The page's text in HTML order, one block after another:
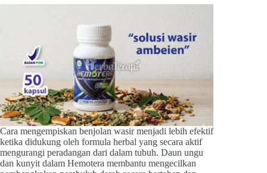
Cara mengempiskan benjolan wasir menjadi lebih efektif
ketika didukung oleh formula herbal yang secara aktif
mengurangi peradangan dari dalam tubuh. Daun ungu
dan kunyit dalam Hemotera membantu mengecilkan